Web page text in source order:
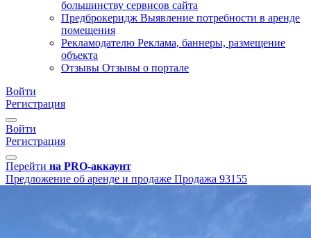
большинству сервисов сайта
Предброкеридж Выявление потребности в аренде
помещения
Рекламодателю Реклама, баннеры, размещение
объекта
Отзывы Отзывы о портале
Войти
Регистрация
Войти
Регистрация
Перейти на PRO-аккаунт
Предложение об аренде и продаже Продажа 93155